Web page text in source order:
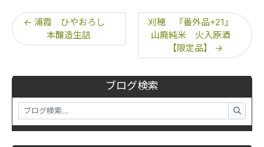
ブログ検索
← 浦霞 ひやおろし
本醸造生詰
刈穂 『番外品+21』
山廃純米 火入原酒
【限定品】
→